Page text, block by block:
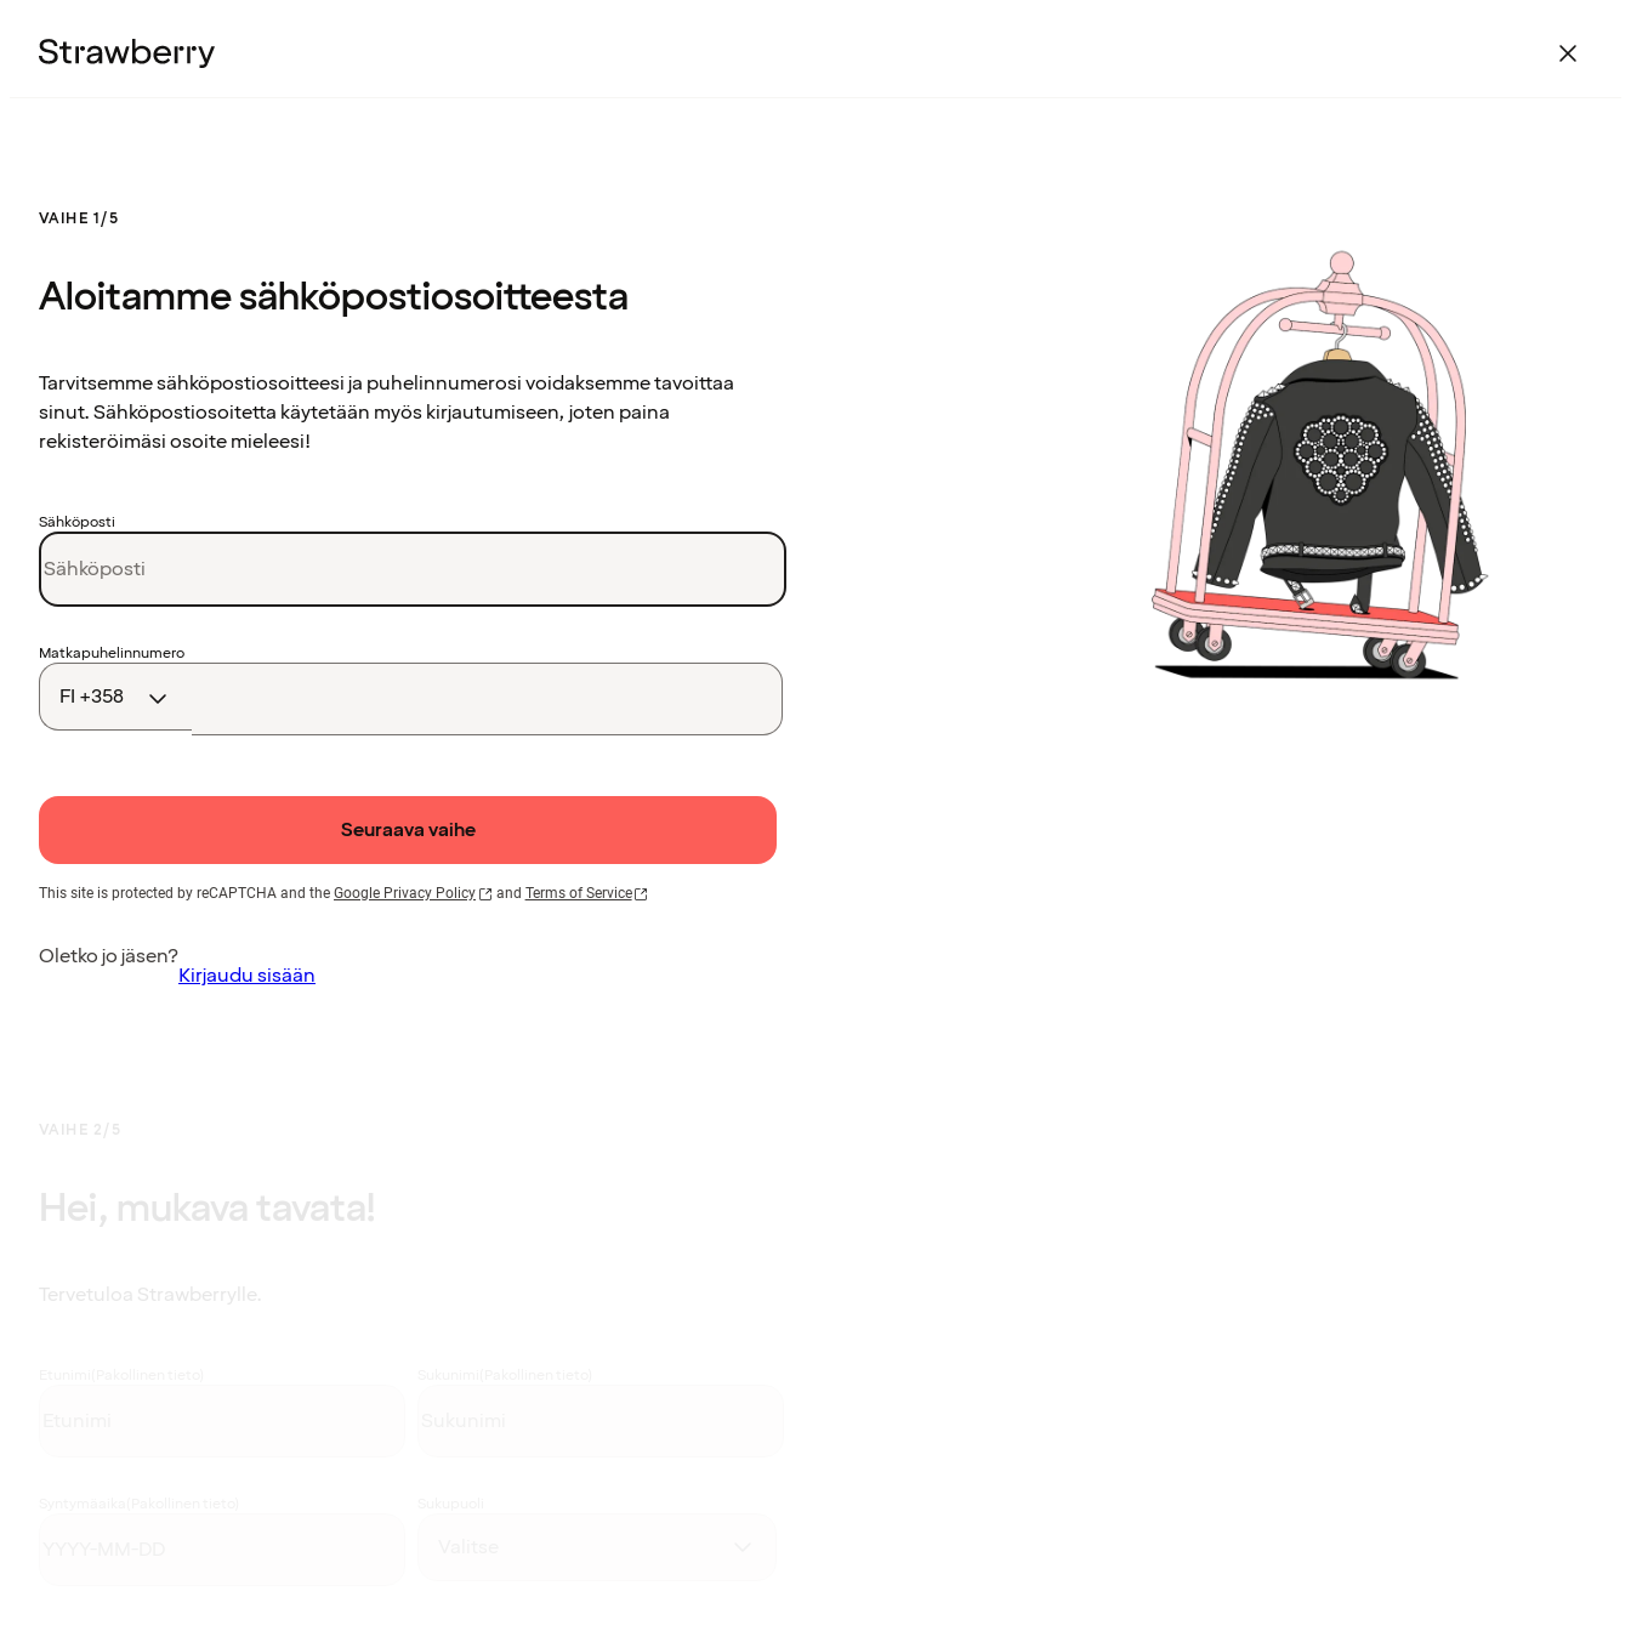
VAIHE 1/5
Aloitamme sähköpostiosoitteesta
Tarvitsemme sähköpostiosoitteesi ja puhelinnumerosi voidaksemme tavoittaa
sinut. Sähköpostiosoitetta käytetään myös kirjautumiseen, joten paina
rekisteröimäsi osoite mieleesi!
Sähköposti
Maakoodi
Matkapuhelinnumero
Seuraava vaihe
This site is protected by reCAPTCHA and the Google Privacy Policy and Terms of Service
Oletko jo jäsen?
Kirjaudu sisään
VAIHE 2/5
Hei, mukava tavata!
Tervetuloa Strawberrylle.